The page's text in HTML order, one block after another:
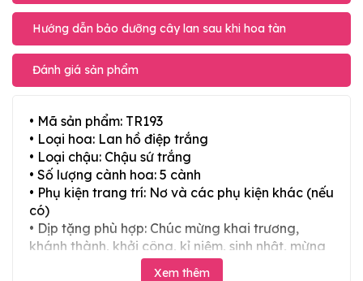
Hướng dẫn bảo dưỡng cây lan sau khi hoa tàn
Đánh giá sản phẩm
• Mã sản phẩm: TR193
• Loại hoa: Lan hồ điệp trắng
• Loại chậu: Chậu sứ trắng
• Số lượng cành hoa: 5 cành
• Phụ kiện trang trí: Nơ và các phụ kiện khác (nếu
có)
• Dịp tặng phù hợp: Chúc mừng khai trương,
khánh thành, khởi công, kỉ niệm, sinh nhật, mừng
thọ, mừng cưới, tân gia và các ngày lễ tết trong
Xem thêm